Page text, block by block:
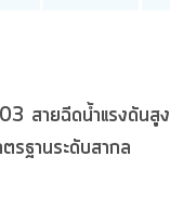
สายฉีดน้ำแรงดันสูง
รฐานระดับสากล